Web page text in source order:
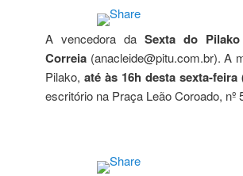
A vencedora da Sexta do Pilako
Correia (anacleide@pitu.com.br). A
Pilako, até às 16h desta sexta-feira
escritório na Praça Leão Coroado, nº